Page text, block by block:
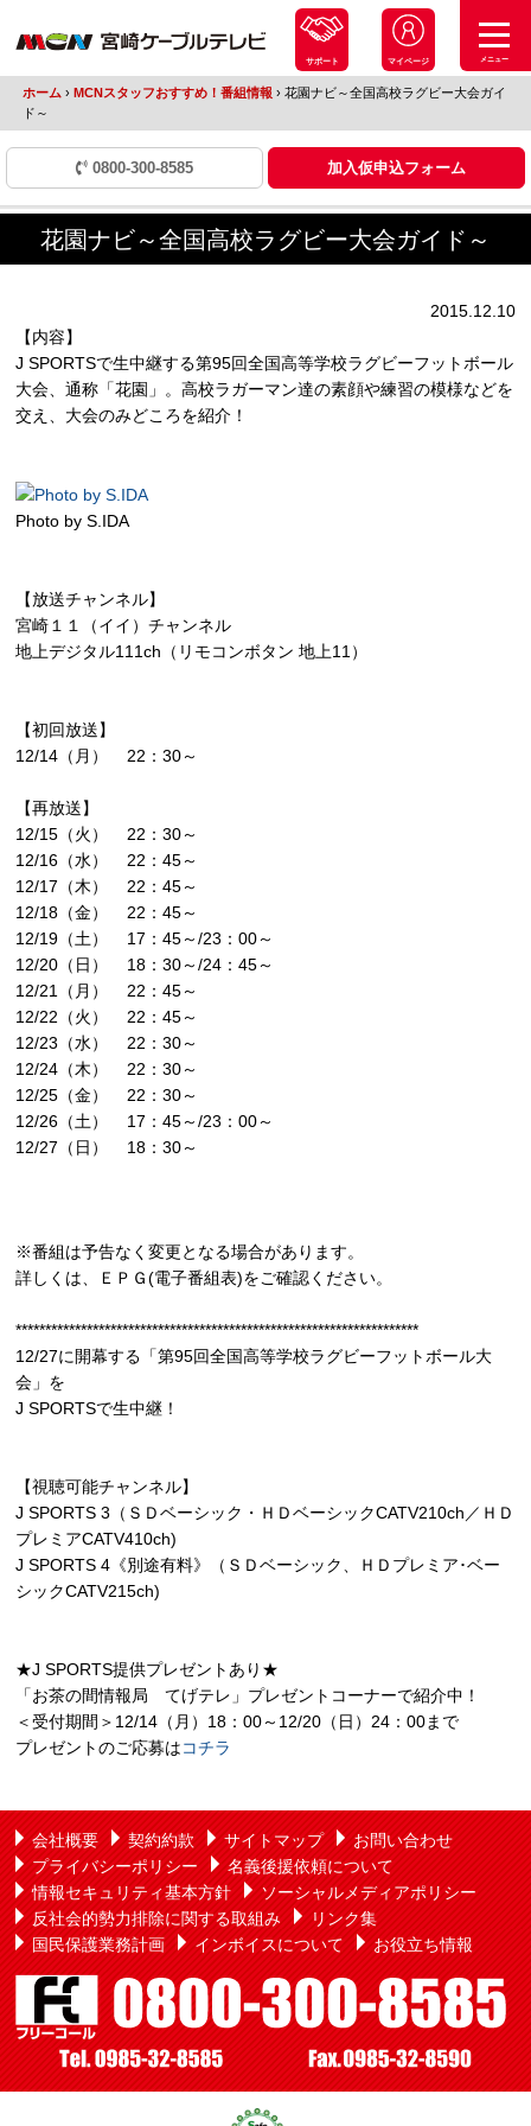
サポート マイページ メニュー
ホーム › MCNスタッフおすすめ！番組情報 ›花園ナビ～全国高校ラグビー大会ガイ
ド～
0800-300-8585 加入仮申込フォーム
花園ナビ～全国高校ラグビー大会ガイド～
2015.12.10
【内容】
J SPORTSで生中継する第95回全国高等学校ラグビーフットボール
大会、通称「花園」。高校ラガーマン達の素顔や練習の模様などを
交え、大会のみどころを紹介！
Photo by S.IDA
【放送チャンネル】
宮崎１１（イイ）チャンネル
地上デジタル111ch（リモコンボタン 地上11）
【初回放送】
12/14（月） 22：30～
【再放送】
12/15（火） 22：30～
12/16（水） 22：45～
12/17（木） 22：45～
12/18（金） 22：45～
12/19（土） 17：45～/23：00～
12/20（日） 18：30～/24：45～
12/21（月） 22：45～
12/22（火） 22：45～
12/23（水） 22：30～
12/24（木） 22：30～
12/25（金） 22：30～
12/26（土） 17：45～/23：00～
12/27（日） 18：30～
※番組は予告なく変更となる場合があります。
詳しくは、ＥＰＧ(電子番組表)をご確認ください。
********************************************************************
12/27に開幕する「第95回全国高等学校ラグビーフットボール大
会」を
J SPORTSで生中継！
【視聴可能チャンネル】
J SPORTS 3（ＳＤベーシック・ＨＤベーシックCATV210ch／ＨＤ
プレミアCATV410ch)
J SPORTS 4《別途有料》（ＳＤベーシック、ＨＤプレミア･ベー
シックCATV215ch)
★J SPORTS提供プレゼントあり★
「お茶の間情報局 てげテレ」プレゼントコーナーで紹介中！
＜受付期間＞12/14（月）18：00～12/20（日）24：00まで
プレゼントのご応募はコチラ
会社概要 契約約款 サイトマップ
お問い合わせ
プライバシーポリシー
名義後援依頼について
情報セキュリティ基本方針
ソーシャルメディアポリシー
反社会的勢力排除に関する取組み
リンク集
国民保護業務計画
インボイスについて お役立ち情報